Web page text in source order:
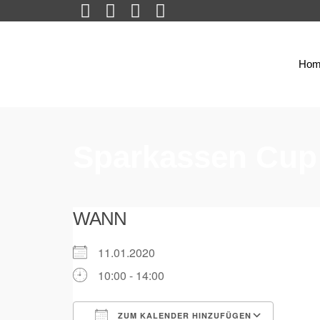
WANN
11.01.2020
10:00 - 14:00
ZUM KALENDER HINZUFÜGEN